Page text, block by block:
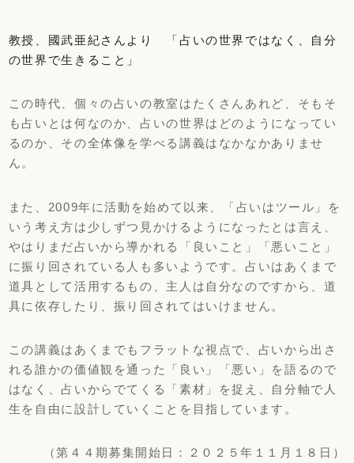
教授、國武亜紀さんより 「占いの世界ではなく、自分
の世界で生きること」
この時代、個々の占いの教室はたくさんあれど、そもそ
も占いとは何なのか、占いの世界はどのようになってい
るのか、その全体像を学べる講義はなかなかありませ
ん。
また、2009年に活動を始めて以来、「占いはツール」を
いう考え方は少しずつ見かけるようになったとは言え、
やはりまだ占いから導かれる「良いこと」「悪いこと」
に振り回されている人も多いようです。占いはあくまで
道具として活用するもの、主人は自分なのですから、道
具に依存したり、振り回されてはいけません。
この講義はあくまでもフラットな視点で、占いから出さ
れる誰かの価値観を通った「良い」「悪い」を語るので
はなく、占いからでてくる「素材」を捉え、自分軸で人
生を自由に設計していくことを目指しています。
（第４４期募集開始日：２０２５年１１月１８日）